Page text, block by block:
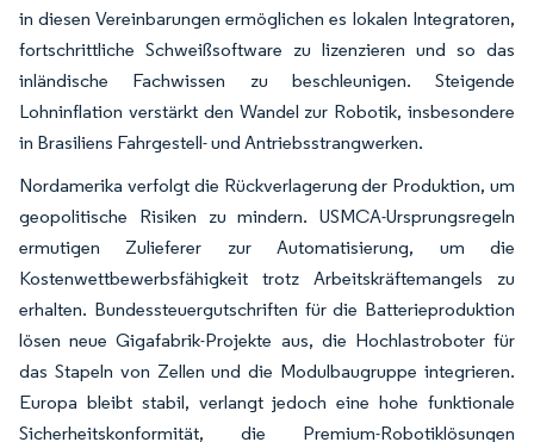
in diesen Vereinbarungen ermöglichen es lokalen Integratoren,
fortschrittliche Schweißsoftware zu lizenzieren und so das
inländische Fachwissen zu beschleunigen. Steigende
Lohninflation verstärkt den Wandel zur Robotik, insbesondere
in Brasiliens Fahrgestell- und Antriebsstrangwerken.
Nordamerika verfolgt die Rückverlagerung der Produktion, um
geopolitische Risiken zu mindern. USMCA-Ursprungsregeln
ermutigen Zulieferer zur Automatisierung, um die
Kostenwettbewerbsfähigkeit trotz Arbeitskräftemangels zu
erhalten. Bundessteuergutschriften für die Batterieproduktion
lösen neue Gigafabrik-Projekte aus, die Hochlastroboter für
das Stapeln von Zellen und die Modulbaugruppe integrieren.
Europa bleibt stabil, verlangt jedoch eine hohe funktionale
Sicherheitskonformität, die Premium-Robotiklösungen